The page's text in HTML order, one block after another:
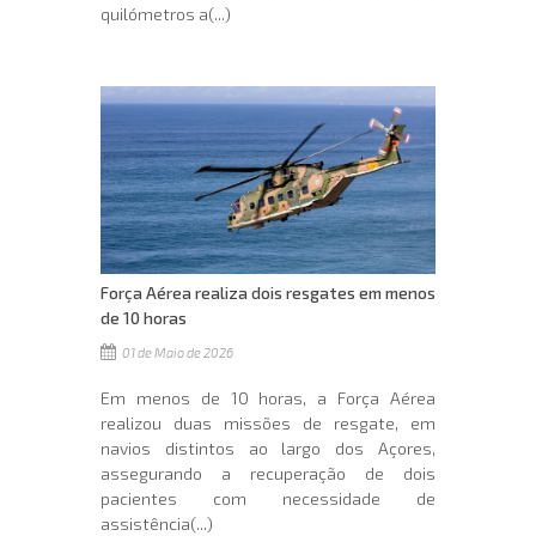
quilómetros a(...)
Força Aérea realiza dois resgates em menos
de 10 horas
01 de Maio de 2026
Em menos de 10 horas, a Força Aérea
realizou duas missões de resgate, em
navios distintos ao largo dos Açores,
assegurando a recuperação de dois
pacientes com necessidade de
assistência(...)